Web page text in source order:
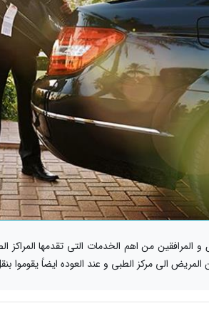
و المرافقین من اهم الخدمات التی تقدمها المراکز
المریض الی مرکز الطبی و عند العوده ایضاً یقوموا